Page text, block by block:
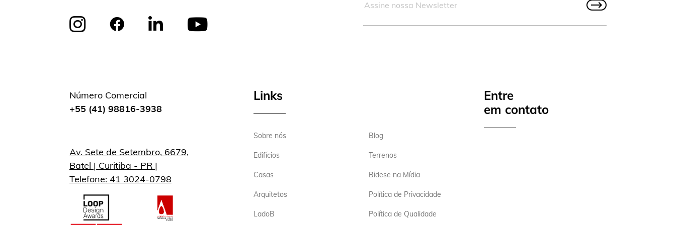
Número Comercial
+55 (41) 98816-3938
Av. Sete de Setembro, 6679,
Batel | Curitiba - PR |
Telefone: 41 3024-0798
Links
Sobre nós
Edifícios
Casas
Arquitetos
LadoB
Blog
Terrenos
Bidese na Mídia
Política de Privacidade
Política de Qualidade
Entre
em contato